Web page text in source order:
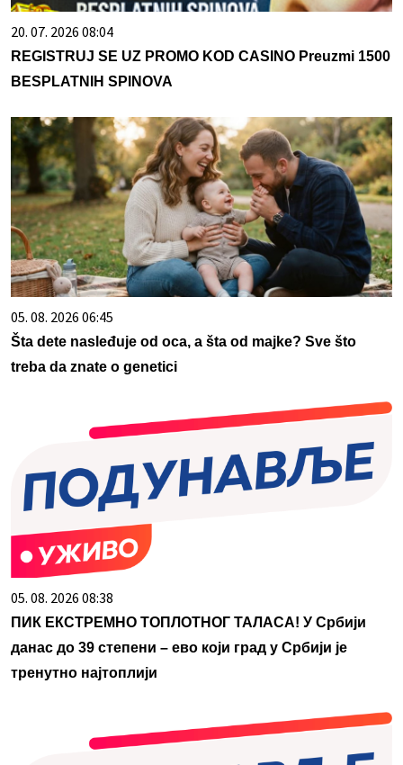
20. 07. 2026 08:04
REGISTRUJ SE UZ PROMO KOD CASINO Preuzmi 1500
BESPLATNIH SPINOVA
05. 08. 2026 06:45
Šta dete nasleđuje od oca, a šta od majke? Sve što
treba da znate o genetici
05. 08. 2026 08:38
ПИК ЕКСТРЕМНО ТОПЛОТНОГ ТАЛАСА! У Србији
данас до 39 степени – ево који град у Србији је
тренутно најтоплији